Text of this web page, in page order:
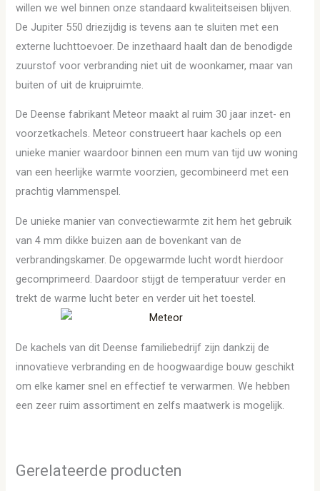
willen we wel binnen onze standaard kwaliteitseisen blijven.
De Jupiter 550 driezijdig is tevens aan te sluiten met een
externe luchttoevoer. De inzethaard haalt dan de benodigde
zuurstof voor verbranding niet uit de woonkamer, maar van
buiten of uit de kruipruimte.
De Deense fabrikant Meteor maakt al ruim 30 jaar inzet- en
voorzetkachels. Meteor construeert haar kachels op een
unieke manier waardoor binnen een mum van tijd uw woning
van een heerlijke warmte voorzien, gecombineerd met een
prachtig vlammenspel.
De unieke manier van convectiewarmte zit hem het gebruik
van 4 mm dikke buizen aan de bovenkant van de
verbrandingskamer. De opgewarmde lucht wordt hierdoor
gecomprimeerd. Daardoor stijgt de temperatuur verder en
trekt de warme lucht beter en verder uit het toestel.
De kachels van dit Deense familiebedrijf zijn dankzij de
innovatieve verbranding en de hoogwaardige bouw geschikt
om elke kamer snel en effectief te verwarmen. We hebben
een zeer ruim assortiment en zelfs maatwerk is mogelijk.
Gerelateerde producten